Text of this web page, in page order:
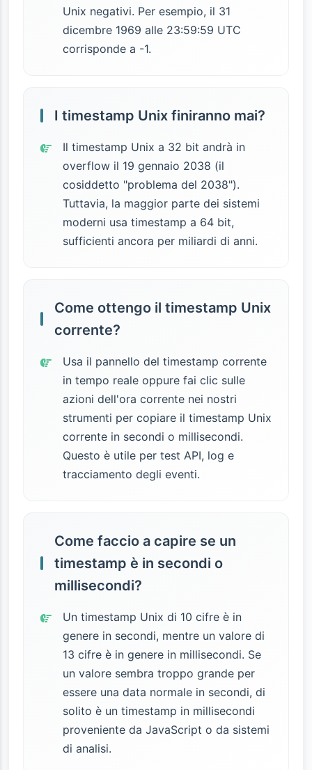
Unix negativi. Per esempio, il 31
dicembre 1969 alle 23:59:59 UTC
corrisponde a -1.
I timestamp Unix finiranno mai?
Il timestamp Unix a 32 bit andrà in
overflow il 19 gennaio 2038 (il
cosiddetto "problema del 2038").
Tuttavia, la maggior parte dei sistemi
moderni usa timestamp a 64 bit,
sufficienti ancora per miliardi di anni.
Come ottengo il timestamp Unix
corrente?
Usa il pannello del timestamp corrente
in tempo reale oppure fai clic sulle
azioni dell'ora corrente nei nostri
strumenti per copiare il timestamp Unix
corrente in secondi o millisecondi.
Questo è utile per test API, log e
tracciamento degli eventi.
Come faccio a capire se un
timestamp è in secondi o
millisecondi?
Un timestamp Unix di 10 cifre è in
genere in secondi, mentre un valore di
13 cifre è in genere in millisecondi. Se
un valore sembra troppo grande per
essere una data normale in secondi, di
solito è un timestamp in millisecondi
proveniente da JavaScript o da sistemi
di analisi.